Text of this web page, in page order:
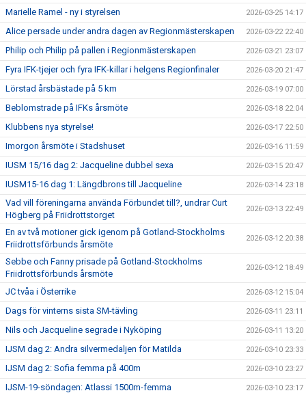
Marielle Ramel - ny i styrelsen 2026-03-25 14:17
Alice persade under andra dagen av Regionmästerskapen 2026-03-22 22:40
Philip och Philip på pallen i Regionmästerskapen 2026-03-21 23:07
Fyra IFK-tjejer och fyra IFK-killar i helgens Regionfinaler 2026-03-20 21:47
Lörstad årsbästade på 5 km 2026-03-19 07:00
Beblomstrade på IFKs årsmöte 2026-03-18 22:04
Klubbens nya styrelse! 2026-03-17 22:50
Imorgon årsmöte i Stadshuset 2026-03-16 11:59
IUSM 15/16 dag 2: Jacqueline dubbel sexa 2026-03-15 20:47
IUSM15-16 dag 1: Längdbrons till Jacqueline 2026-03-14 23:18
Vad vill föreningarna använda Förbundet till?, undrar Curt
Högberg på Friidrottstorget
2026-03-13 22:49
En av två motioner gick igenom på Gotland-Stockholms
Friidrottsförbunds årsmöte
2026-03-12 20:38
Sebbe och Fanny prisade på Gotland-Stockholms
Friidrottsförbunds årsmöte
2026-03-12 18:49
JC tvåa i Österrike 2026-03-12 15:04
Dags för vinterns sista SM-tävling 2026-03-11 23:11
Nils och Jacqueline segrade i Nyköping 2026-03-11 13:20
IJSM dag 2: Andra silvermedaljen för Matilda 2026-03-10 23:33
IJSM dag 2: Sofia femma på 400m 2026-03-10 23:27
IJSM-19-söndagen: Atlassi 1500m-femma 2026-03-10 23:17